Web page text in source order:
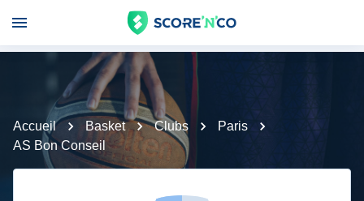
Accueil Basket Clubs
Paris
AS Bon Conseil